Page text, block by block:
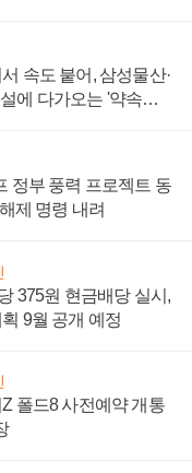
속도 붙어, 삼성물산·
에 다가오는 '약속의
정부 풍력 프로젝트 동
제 명령 내려
375원 현금배당 실시,
9월 공개 예정
폴드8 사전예약 개통